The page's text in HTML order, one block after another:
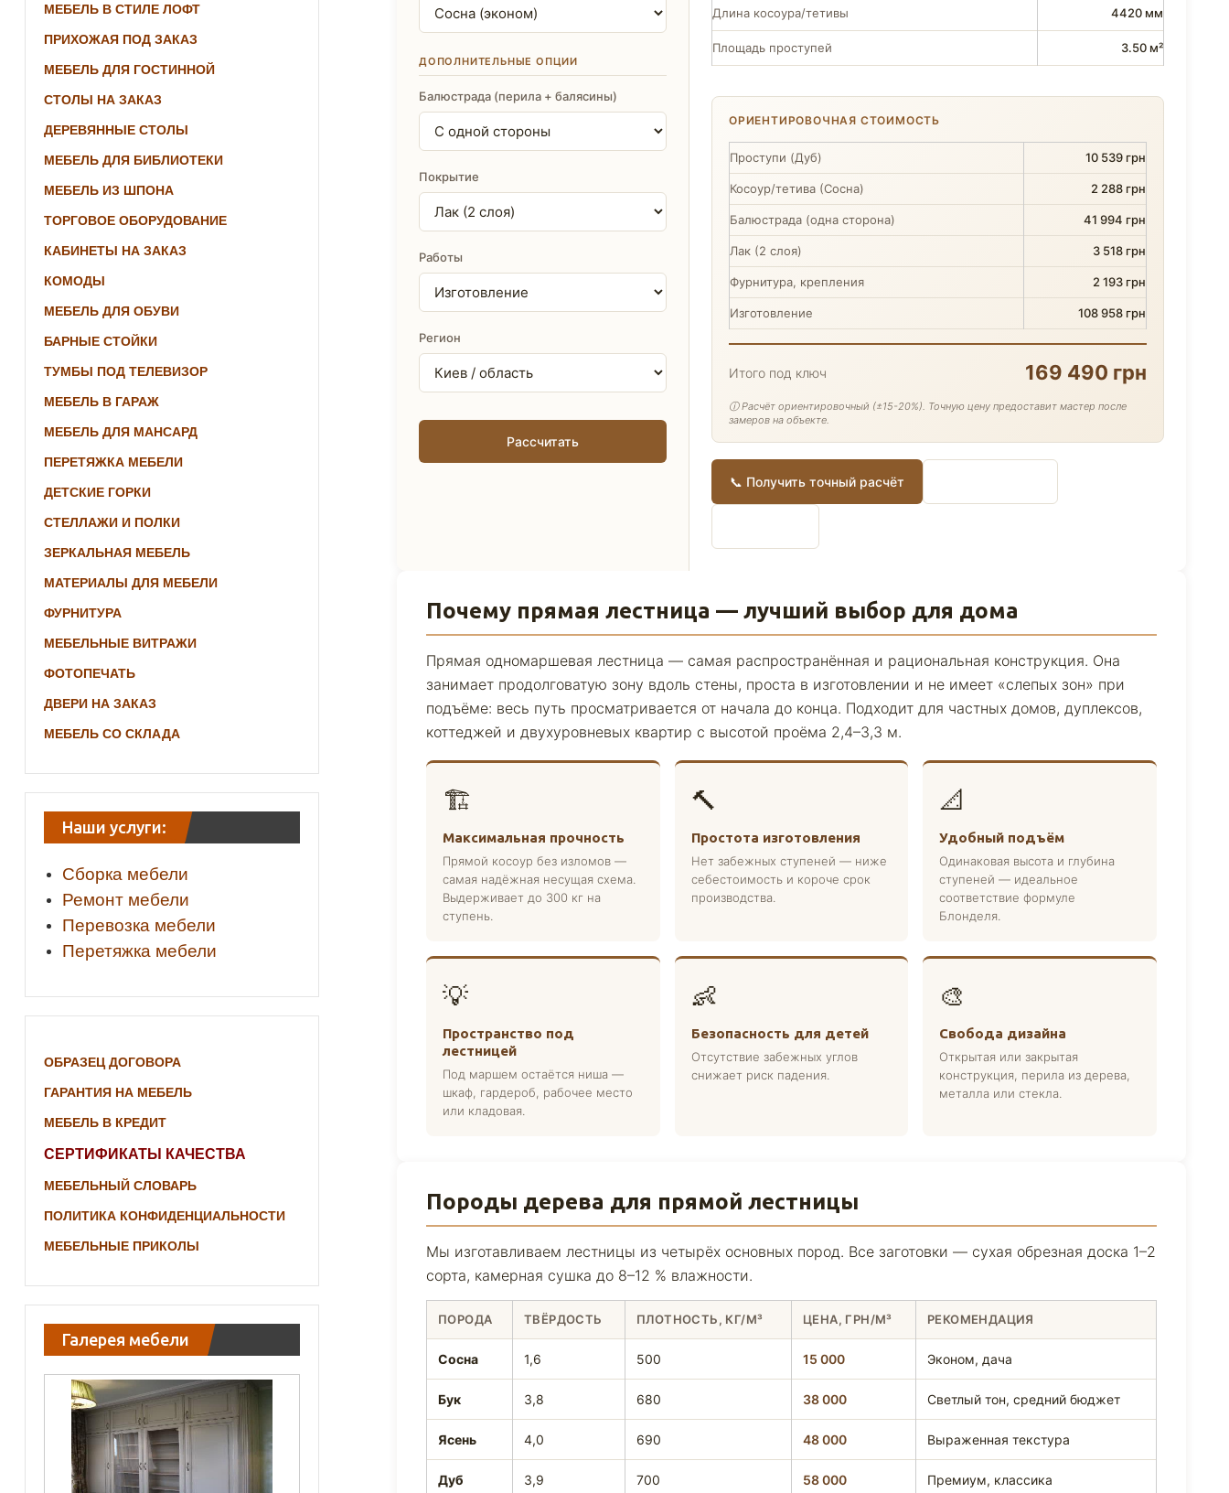
ДОПОЛНИТЕЛЬНЫЕ ОПЦИИ
Балюстрада (перила + балясины)
Покрытие
Работы
Регион
Рассчитать
Длина косоура/тетивы 4420 мм
Площадь проступей 3.50 м²
ОРИЕНТИРОВОЧНАЯ СТОИМОСТЬ
Проступи (Дуб) 10 539 грн
Косоур/тетива (Сосна) 2 288 грн
Балюстрада (одна сторона) 41 994 грн
Лак (2 слоя) 3 518 грн
Фурнитура, крепления 2 193 грн
Изготовление 108 958 грн
Итого под ключ 169 490 грн
ⓘ Расчёт ориентировочный (±15-20%). Точную цену предоставит мастер после
замеров на объекте.
📞 Получить точный расчёт
Почему прямая лестница — лучший выбор для дома
Прямая одномаршевая лестница — самая распространённая и рациональная конструкция. Она
занимает продолговатую зону вдоль стены, проста в изготовлении и не имеет «слепых зон» при
подъёме: весь путь просматривается от начала до конца. Подходит для частных домов, дуплексов,
коттеджей и двухуровневых квартир с высотой проёма 2,4–3,3 м.
🏗️
Максимальная прочность
Прямой косоур без изломов —
самая надёжная несущая схема.
Выдерживает до 300 кг на
ступень.
🔨
Простота изготовления
Нет забежных ступеней — ниже
себестоимость и короче срок
производства.
📐
Удобный подъём
Одинаковая высота и глубина
ступеней — идеальное
соответствие формуле
Блонделя.
💡
Пространство под
лестницей
Под маршем остаётся ниша —
шкаф, гардероб, рабочее место
или кладовая.
👶
Безопасность для детей
Отсутствие забежных углов
снижает риск падения.
🎨
Свобода дизайна
Открытая или закрытая
конструкция, перила из дерева,
металла или стекла.
Породы дерева для прямой лестницы
Мы изготавливаем лестницы из четырёх основных пород. Все заготовки — сухая обрезная доска 1–2
сорта, камерная сушка до 8–12 % влажности.
ПОРОДА ТВЁРДОСТЬ ПЛОТНОСТЬ, КГ/М³ ЦЕНА, ГРН/М³ РЕКОМЕНДАЦИЯ
Сосна 1,6 500 15 000 Эконом, дача
Бук 3,8 680 38 000 Светлый тон, средний бюджет
Ясень 4,0 690 48 000 Выраженная текстура
Дуб 3,9 700 58 000 Премиум, классика
МЕБЕЛЬ В СТИЛЕ ЛОФТ
ПРИХОЖАЯ ПОД ЗАКАЗ
МЕБЕЛЬ ДЛЯ ГОСТИННОЙ
СТОЛЫ НА ЗАКАЗ
ДЕРЕВЯННЫЕ СТОЛЫ
МЕБЕЛЬ ДЛЯ БИБЛИОТЕКИ
МЕБЕЛЬ ИЗ ШПОНА
ТОРГОВОЕ ОБОРУДОВАНИЕ
КАБИНЕТЫ НА ЗАКАЗ
КОМОДЫ
МЕБЕЛЬ ДЛЯ ОБУВИ
БАРНЫЕ СТОЙКИ
ТУМБЫ ПОД ТЕЛЕВИЗОР
МЕБЕЛЬ В ГАРАЖ
МЕБЕЛЬ ДЛЯ МАНСАРД
ПЕРЕТЯЖКА МЕБЕЛИ
ДЕТСКИЕ ГОРКИ
СТЕЛЛАЖИ И ПОЛКИ
ЗЕРКАЛЬНАЯ МЕБЕЛЬ
МАТЕРИАЛЫ ДЛЯ МЕБЕЛИ
ФУРНИТУРА
МЕБЕЛЬНЫЕ ВИТРАЖИ
ФОТОПЕЧАТЬ
ДВЕРИ НА ЗАКАЗ
МЕБЕЛЬ СО СКЛАДА
Наши услуги:
Сборка мебели
Ремонт мебели
Перевозка мебели
Перетяжка мебели
ОБРАЗЕЦ ДОГОВОРА
ГАРАНТИЯ НА МЕБЕЛЬ
МЕБЕЛЬ В КРЕДИТ
СЕРТИФИКАТЫ КАЧЕСТВА
МЕБЕЛЬНЫЙ СЛОВАРЬ
ПОЛИТИКА КОНФИДЕНЦИАЛЬНОСТИ
МЕБЕЛЬНЫЕ ПРИКОЛЫ
Галерея мебели